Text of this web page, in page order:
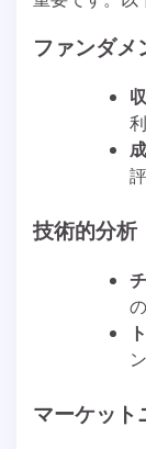
ファンダメ
技術的分析
マーケット